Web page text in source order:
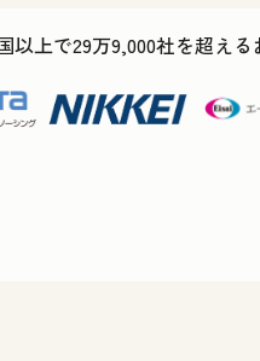
以上で29万9,000社を超え